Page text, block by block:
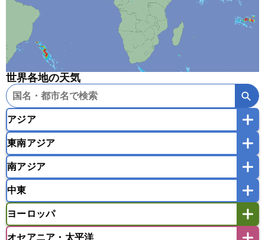
世界各地の天気
アジア
韓国
モンゴル
東南アジア
インドネシア
マレーシア
ミャンマー
ラオス人民民主共和国
東ティモール民主共和国
南アジア
バングラデシュ
モルディブ
中東
アフガニスタン
イスラエル
ヨーロッパ
オセアニア・太平洋